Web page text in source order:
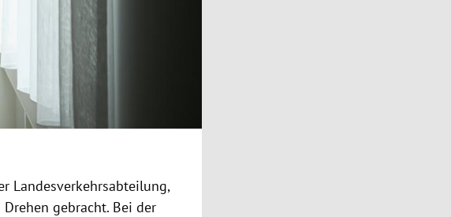
Landesverkehrsabteilung,
gebracht. Bei der